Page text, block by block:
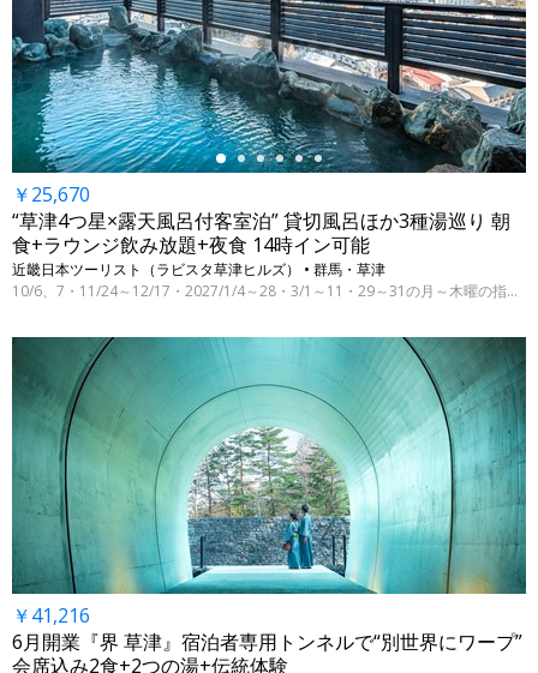
←
￥25,670
“草津4つ星×露天風呂付客室泊” 貸切風呂ほか3種湯巡り 朝
食+ラウンジ飲み放題+夜食 14時イン可能
近畿日本ツーリスト（ラビスタ草津ヒルズ） • 群馬・草津
10/6、7・11/24～12/17・2027/1/4～28・3/1～11・29～31の月～木曜の指定日
￥41,216
6月開業『界 草津』宿泊者専用トンネルで“別世界にワープ”
会席込み2食+2つの湯+伝統体験